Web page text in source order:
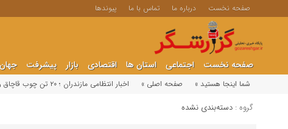
صفحه نخست درباره ما تماس با ما پیوندها
صفحه نخست اجتماعی استان ها اقتصادی بازار پیشرفت جهان
شما اینجا هستید » صفحه اصلی » اخبار انتظامی مازندران ؛ ۲۰ تن چوب قاچاق و ۱۰ کیلو مواد مخدر در مازندران کشف شد
گروه : دسته‌بندی نشده